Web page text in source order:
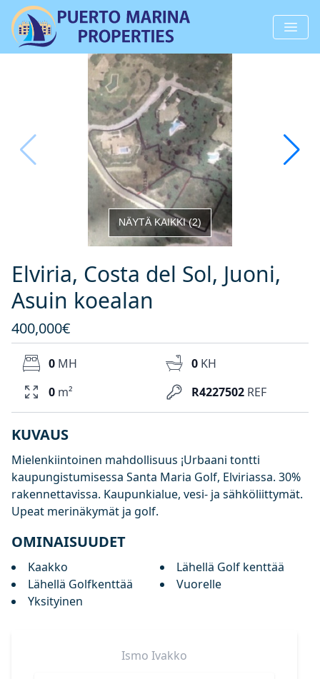
NÄYTÄ KAIKKI(2)
Elviria, Costa del Sol, Juoni,
Asuin koealan
400,000€
R4227502 REF
0 MH 0 KH
0 m²
KUVAUS
Mielenkiintoinen mahdollisuus ¡Urbaani tontti
kaupungistumisessa Santa Maria Golf, Elviriassa. 30%
rakennettavissa. Kaupunkialue, vesi- ja sähköliittymät.
Upeat merinäkymät ja golf.
OMINAISUUDET
Kaakko
Lähellä Golf kenttää
Lähellä Golfkenttää
Vuorelle
Yksityinen
Ismo Ivakko